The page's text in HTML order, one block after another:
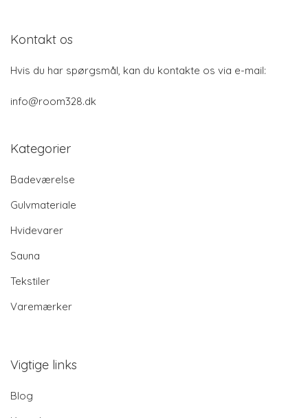
Kontakt os
Hvis du har spørgsmål, kan du kontakte os via e-mail:
info@room328.dk
Kategorier
Badeværelse
Gulvmateriale
Hvidevarer
Sauna
Tekstiler
Varemærker
Vigtige links
Blog